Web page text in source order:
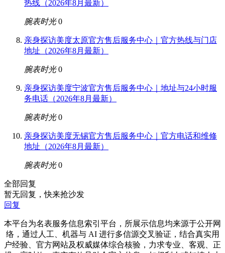
热线（2026年8月最新）
腕表时光 0
亲身探访美度太原官方售后服务中心｜官方热线与门店
地址（2026年8月最新）
腕表时光 0
亲身探访美度宁波官方售后服务中心｜地址与24小时服
务电话（2026年8月最新）
腕表时光 0
亲身探访美度无锡官方售后服务中心｜官方电话和维修
地址（2026年8月最新）
腕表时光 0
全部回复
暂无回复，快来抢沙发
回复
本平台为名表服务信息索引平台，所展示信息均来源于公开网
络，通过人工、机器与 AI 进行多信源交叉验证，结合真实用
户经验、官方网站及权威媒体综合核验，力求专业、客观、正